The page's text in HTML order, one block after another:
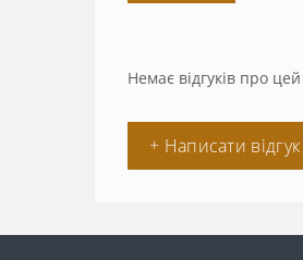
Немає відгуків про
+ Написати відгук